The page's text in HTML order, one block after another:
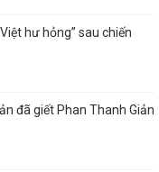
hư hỏng” sau chiến
đã giết Phan Thanh Giản